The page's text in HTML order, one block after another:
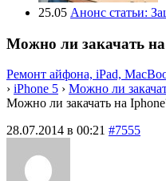
25.05 Анонс статьи:
Можно ли закачать
Ремонт айфона, iPad,
› iPhone 5 › Можно ли
Можно ли закачать на
28.07.2014 в 00:21 #7555